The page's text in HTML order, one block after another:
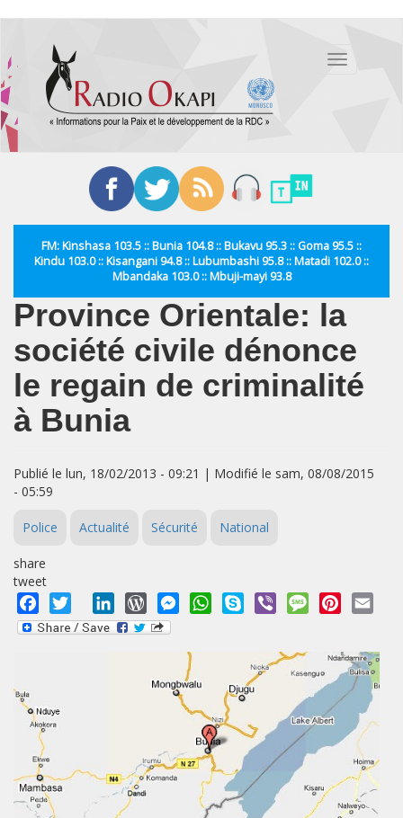
contenu
principal
Toggle
FM: Kinshasa 103.5 :: Bunia 104.8 :: Bukavu 95.3 :: Goma 95.5 ::
Kindu 103.0 :: Kisangani 94.8 :: Lubumbashi 95.8 :: Matadi 102.0 ::
Mbandaka 103.0 :: Mbuji-mayi 93.8
Province Orientale: la
société civile dénonce
le regain de criminalité
à Bunia
Publié le lun, 18/02/2013 - 09:21 | Modifié le sam, 08/08/2015
- 05:59
Police Actualité Sécurité National
share
tweet
Facebook
Twitter LinkedInWordPressMessengerWhatsApp
Skype Viber MessagePinterest